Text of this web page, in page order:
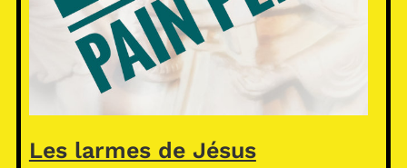
Les larmes de Jésus